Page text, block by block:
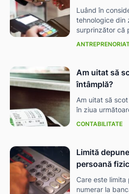
Luând în
tehnologice din
surprinzător că
Am uitat să
întâmplă?
Am uitat să
în ziua
CONTABILITATE
Limită
persoană
Care este
numerar la